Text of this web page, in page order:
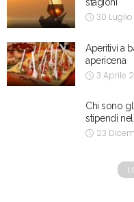
30 Luglio
Aperitivi a
apericena
3 Aprile
Chi sono
stipendi
23